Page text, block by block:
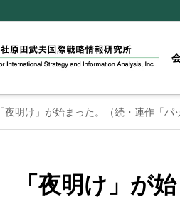
「夜明け」が始まった。（続・連作「パ
「夜明け」が